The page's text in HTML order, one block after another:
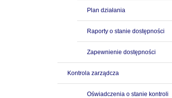
Plan działania
Raporty o stanie dostępności
Zapewnienie dostępności
Kontrola zarządcza
Oświadczenia o stanie kontroli